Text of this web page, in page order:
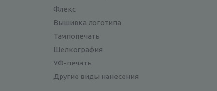
Флекс
Вышивка логотипа
Тампопечать
Шелкография
УФ-печать
Другие виды нанесения